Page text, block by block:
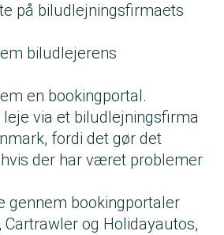
på biludlejningsfirmaets
biludlejerens
en bookingportal.
leje via et biludlejningsfirma
fordi det gør det
der har været problemer
gennem bookingportaler
og Holidayautos,